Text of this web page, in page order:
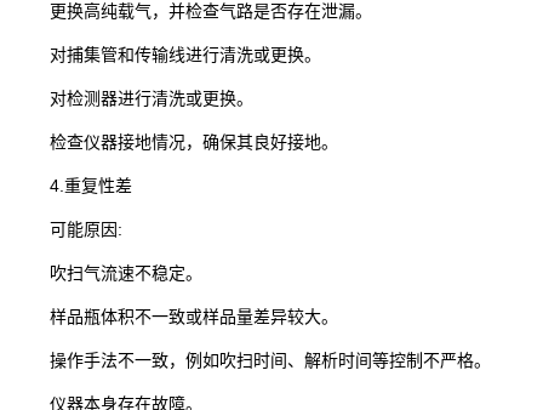
更换高纯载气，并检查气路是否存在泄漏。
对捕集管和传输线进行清洗或更换。
对检测器进行清洗或更换。
检查仪器接地情况，确保其良好接地。
4.重复性差
可能原因:
吹扫气流速不稳定。
样品瓶体积不一致或样品量差异较大。
操作手法不一致，例如吹扫时间、解析时间等控制不严格。
仪器本身存在故障。